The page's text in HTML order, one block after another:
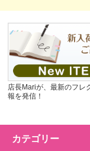
店長Mariが、最新のフレ
報を発信！
カテゴリー